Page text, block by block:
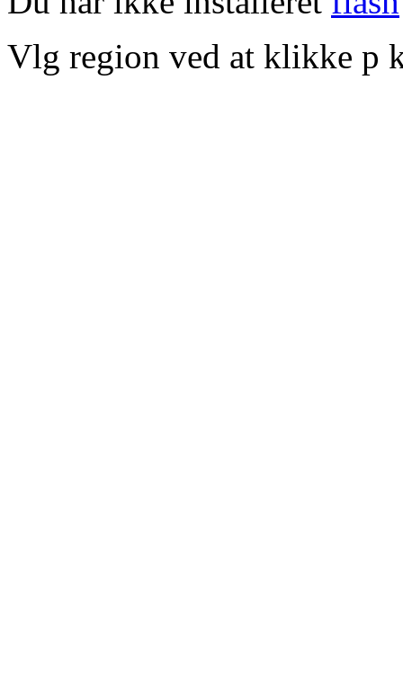
Vlg region ved at klikke p